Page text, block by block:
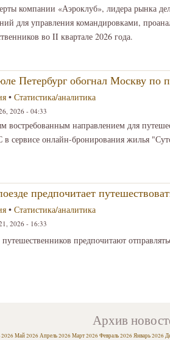
компании «Аэроклуб», лидера рынка
для управления командировками,
во II квартале 2026 года.
Петербург обогнал Москву по
• Статистика/аналитика
2026 - 04:33
востребованным направлением для
сервисе онлайн-бронирования жилья
предпочитает
• Статистика/аналитика
2026 - 16:33
предпочитают
Архив
Май 2026 Апрель 2026 Март 2026 Февраль 2026 Январь 2026